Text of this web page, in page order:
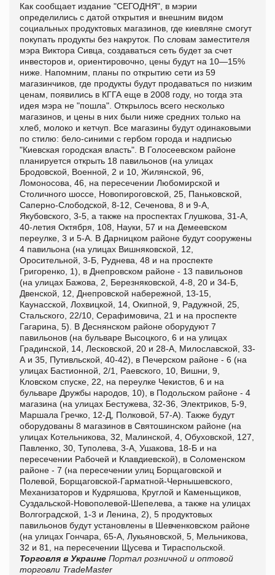
Как сообщает издание "СЕГОДНЯ", в мэрии
определились с датой открытия и внешним видом
социальных продуктовых магазинов, где киевляне смогут
покупать продукты без накруток. По словам заместителя
мэра Виктора Сивца, создаваться сеть будет за счет
инвесторов и, ориентировочно, цены будут на 10—15%
ниже. Напомним, планы по открытию сети из 59
магазинчиков, где продукты будут продаваться по низким
ценам, появились в КГГА еще в 2008 году, но тогда эта
идея мэра не "пошла". Открылось всего несколько
магазинов, и цены в них были ниже средних только на
хлеб, молоко и кетчуп. Все магазины будут одинаковыми
по стилю: бело-синими с гербом города и надписью
"Киевская городская власть". В Голосеевском районе
планируется открыть 18 павильонов (на улицах
Бродовской, Военной, 2 и 10, Жилянской, 96,
Ломоносова, 46, на пересечении Любомирской и
Столичного шоссе, Новопироговской, 25, Паньковской,
Саперно-Слободской, 8-12, Сеченова, 8 и 9-А,
Якубовского, 3-5, а также на проспектах Глушкова, 31-А,
40-летия Октября, 108, Науки, 57 и на Демеевском
переулке, 3 и 5-А. В Дарницком районе будут сооружены
4 павильона (на улицах Вишняковской, 12,
Оросительной, 3-Б, Руднева, 48 и на проспекте
Григоренко, 1), в Днепровском районе - 13 павильонов
(на улицах Бажова, 2, Березняковской, 4-8, 20 и 34-Б,
Двенской, 12, Днепровской набережной, 13-15,
Каунасской, Лохвицкой, 14, Окипной, 9, Радужной, 25,
Стальского, 22/10, Серафимовича, 21 и на проспекте
Гагарина, 5). В Деснянском районе оборудуют 7
павильонов (на бульваре Высоцкого, 6 и на улицах
Градинской, 14, Лесковской, 20 и 28-А, Милославской, 33-
А и 35, Путивльской, 40-42), в Печерском районе - 6 (на
улицах Бастионной, 2/1, Раевского, 10, Вишни, 9,
Кловском спуске, 22, на переулке Чекистов, 6 и на
бульваре Дружбы народов, 10), в Подольском районе - 4
магазина (на улицах Бестужева, 32-36, Электриков, 5-9,
Маршала Гречко, 12-Д, Полковой, 57-А). Также будут
оборудованы 8 магазинов в Святошинском районе (на
улицах Котельникова, 32, Малинской, 4, Обуховской, 127,
Павленко, 30, Туполева, 3-А, Ушакова, 18-Б и на
пересечении Рабочей и Клавдиевской), в Соломенском
районе - 7 (на пересечении улиц Борщаговской и
Полевой, Борщаговской-Гарматной-Чернышевского,
Механизаторов и Кудряшова, Круглой и Каменьщиков,
Суздальской-Новополевой-Шепелева, а также на улицах
Волгоградской, 1-3 и Ленина, 2), 5 продуктовых
павильонов будут установлены в Шевченковском районе
(на улицах Гончара, 65-А, Лукьяновской, 5, Мельникова,
32 и 81, на пересечении Щусева и Тираспольской.
Торговля в Украине Портал розничной и оптовой
торговли TradeMaster